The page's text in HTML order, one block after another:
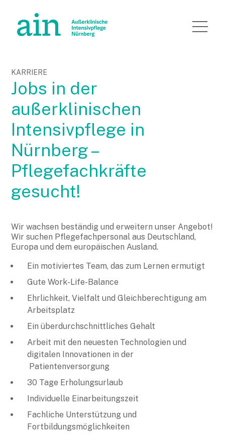
KARRIERE
Jobs in der
außerklinischen
Intensivpflege in
Nürnberg –
Pflegefachkräfte
gesucht!
Wir wachsen beständig und erweitern unser Angebot!
Wir suchen Pflegefachpersonal aus Deutschland,
Europa und dem europäischen Ausland.
Ein motiviertes Team, das zum Lernen ermutigt
Gute Work-Life-Balance
Ehrlichkeit, Vielfalt und Gleichberechtigung am
Arbeitsplatz
Ein überdurchschnittliches Gehalt
Arbeit mit den neuesten Technologien und
digitalen Innovationen in der
Patientenversorgung
30 Tage Erholungsurlaub
Individuelle Einarbeitungszeit
Fachliche Unterstützung und
Fortbildungsmöglichkeiten